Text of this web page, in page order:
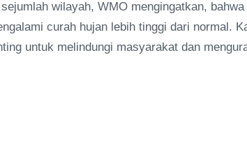
wilayah, WMO mengingatkan,
curah hujan lebih tinggi dari normal.
untuk melindungi masyarakat dan